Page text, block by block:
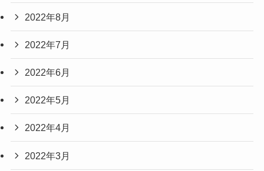
2022年8月
2022年7月
2022年6月
2022年5月
2022年4月
2022年3月